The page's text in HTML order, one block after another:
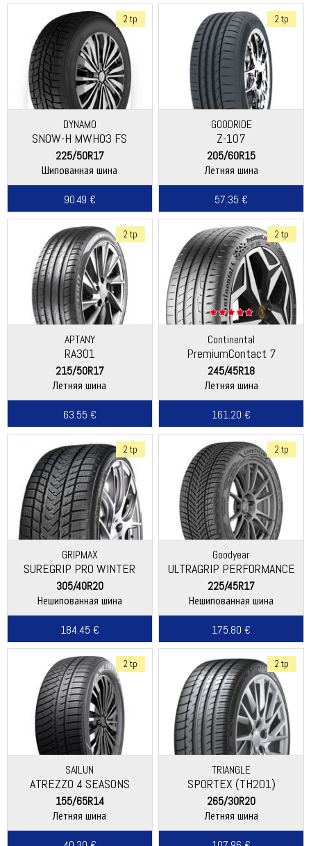
2 tp
DYNAMO
SNOW-H MWH03 FS
225/50R17
Шипованная шина
90.49 €
2 tp
GOODRIDE
Z-107
205/60R15
Летняя шина
57.35 €
2 tp
APTANY
RA301
215/50R17
Летняя шина
63.55 €
2 tp
Continental
PremiumContact 7
245/45R18
Летняя шина
161.20 €
2 tp
GRIPMAX
SUREGRIP PRO WINTER
305/40R20
Нешипованная шина
184.45 €
2 tp
Goodyear
ULTRAGRIP PERFORMANCE
3
225/45R17
Нешипованная шина
175.80 €
2 tp
SAILUN
ATREZZO 4 SEASONS
155/65R14
Летняя шина
2 tp
TRIANGLE
SPORTEX (TH201)
265/30R20
Летняя шина